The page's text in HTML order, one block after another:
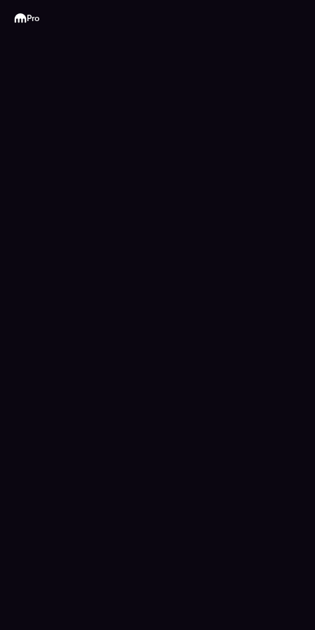
Kraken
Pro